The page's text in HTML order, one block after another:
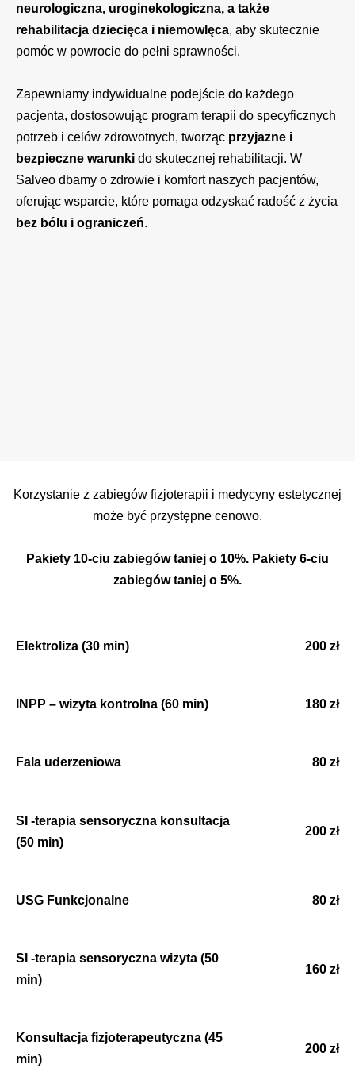
neurologiczna, uroginekologiczna, a także
rehabilitacja dziecięca i niemowlęca, aby skutecznie
pomóc w powrocie do pełni sprawności.
Zapewniamy indywidualne podejście do każdego
pacjenta, dostosowując program terapii do specyficznych
potrzeb i celów zdrowotnych, tworząc przyjazne i
bezpieczne warunki do skutecznej rehabilitacji. W
Salveo dbamy o zdrowie i komfort naszych pacjentów,
oferując wsparcie, które pomaga odzyskać radość z życia
bez bólu i ograniczeń.
Korzystanie z zabiegów fizjoterapii i medycyny estetycznej
może być przystępne cenowo.
Pakiety 10-ciu zabiegów taniej o 10%. Pakiety 6-ciu
zabiegów taniej o 5%.
Elektroliza (30 min) 200 zł
INPP – wizyta kontrolna (60 min) 180 zł
Fala uderzeniowa 80 zł
SI -terapia sensoryczna konsultacja
(50 min)
200 zł
USG Funkcjonalne 80 zł
SI -terapia sensoryczna wizyta (50
min)
160 zł
Konsultacja fizjoterapeutyczna (45
min)
200 zł